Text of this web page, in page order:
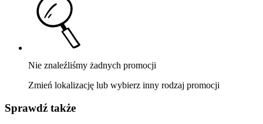
Nie znaleźliśmy żadnych promocji
Zmień lokalizację lub wybierz inny rodzaj promocji
Sprawdź także